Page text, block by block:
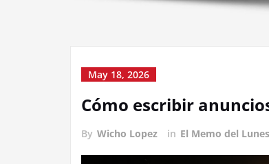
May 18, 2026
Cómo escribir
By Wicho Lopez in El Memo del Lunes